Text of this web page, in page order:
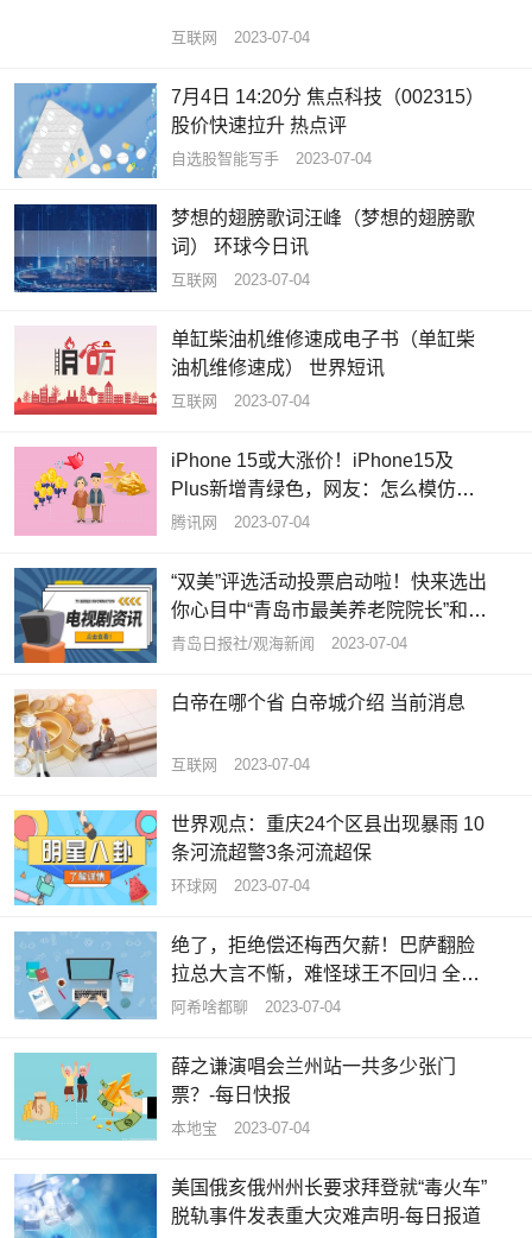
互联网 2023-07-04
7月4日 14:20分 焦点科技（002315）
股价快速拉升 热点评
自选股智能写手 2023-07-04
梦想的翅膀歌词汪峰（梦想的翅膀歌
词） 环球今日讯
互联网 2023-07-04
单缸柴油机维修速成电子书（单缸柴
油机维修速成） 世界短讯
互联网 2023-07-04
iPhone 15或大涨价！iPhone15及
Plus新增青绿色，网友：怎么模仿我
的iPhone12呢？ 焦点速读
腾讯网 2023-07-04
“双美”评选活动投票启动啦！快来选出
你心目中“青岛市最美养老院院长”和
“青岛市最美养老护理员”|全球资讯
青岛日报社/观海新闻 2023-07-04
白帝在哪个省 白帝城介绍 当前消息
互联网 2023-07-04
世界观点：重庆24个区县出现暴雨 10
条河流超警3条河流超保
环球网 2023-07-04
绝了，拒绝偿还梅西欠薪！巴萨翻脸
拉总大言不惭，难怪球王不回归 全球
速看料
阿希啥都聊 2023-07-04
薛之谦演唱会兰州站一共多少张门
票？-每日快报
本地宝 2023-07-04
美国俄亥俄州州长要求拜登就“毒火车”
脱轨事件发表重大灾难声明-每日报道